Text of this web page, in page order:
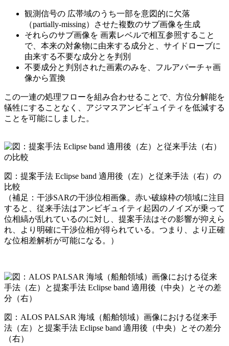
観測信号の 広帯域のうち一部を意図的に欠落
（partially-missing）させた複数のサブ画像を生成
それらのサブ画像を 画素レベルで相互参照すること
で、本来の対象物に由来する成分と、サイドローブに
由来する不要な成分とを判別
不要成分と判別された画素のみを、フルアパーチャ画
像から置換
この一連の処理フローを組み合わせることで、方位分解能を
犠牲にすることなく、アジマスアンビギュイティを低減する
ことを可能にしました。
図：提案手法 Eclipse band 適用後（左）と従来手法（右）の
比較
（補足： 干渉SARの干渉位相画像。 赤い破線枠の領域に注目
すると、従来手法はアンビギュイティ起因のノイズが乗って
位相縞が乱れているのに対し、 提案手法はその影響が抑えら
れ、より 明確に干渉位相が得られている 。 つまり、より正確
な位相差解析が可能になる。
）
図：ALOS PALSAR 海域（船舶領域）画像における従来手
法（左）と提案手法 Eclipse band 適用後（中央）とその差分
（右）